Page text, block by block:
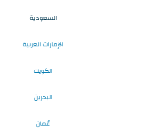
السعودية
الإمارات العربية
الكويت
البحرين
عُمان